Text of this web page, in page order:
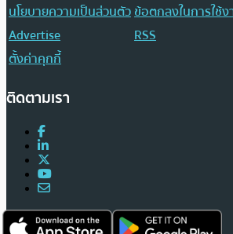
นโยบายความเป็นส่วนตัวข้อตกลงในการใช้
Advertise
RSS
ตั้งค่าคุกกี้
ติดตามเรา